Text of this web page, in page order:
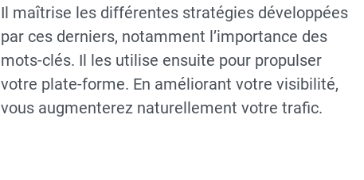
Il maîtrise les différentes stratégies développées
par ces derniers, notamment l’importance des
mots-clés. Il les utilise ensuite pour propulser
votre plate-forme. En améliorant votre visibilité,
vous augmenterez naturellement votre trafic.